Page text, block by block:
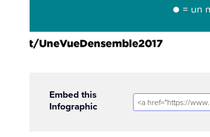
Embed this
Infographic